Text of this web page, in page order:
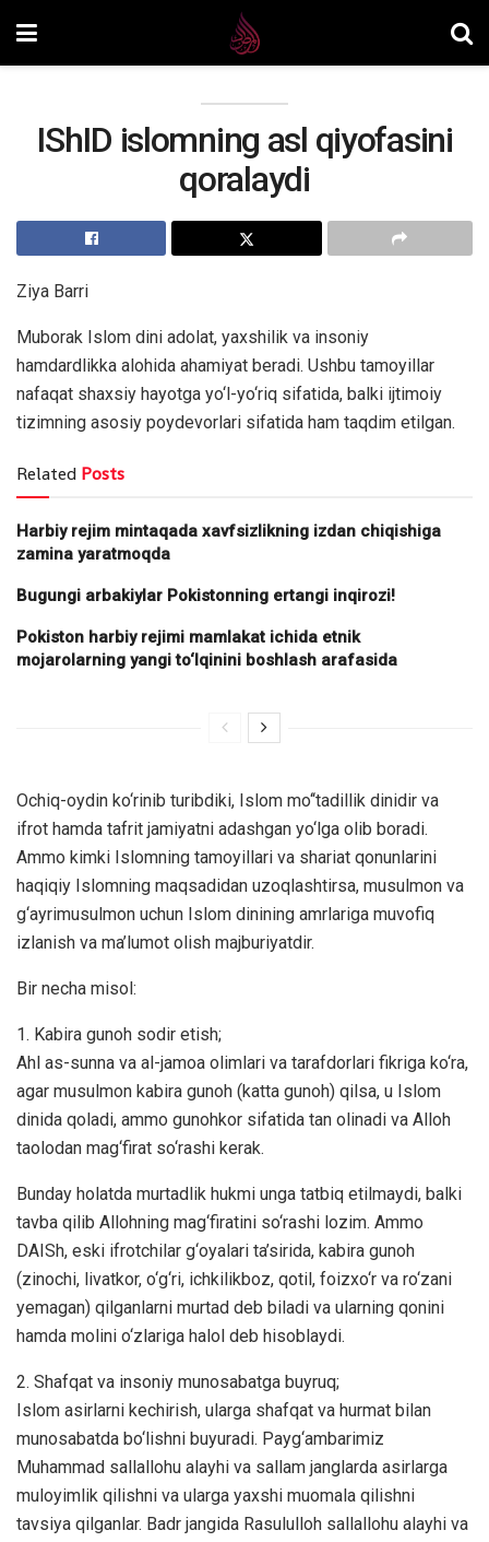
IShID islomning asl qiyofasini
qoralaydi
Ziya Barri
Muborak Islom dini adolat, yaxshilik va insoniy
hamdardlikka alohida ahamiyat beradi. Ushbu tamoyillar
nafaqat shaxsiy hayotga yo‘l-yo‘riq sifatida, balki ijtimoiy
tizimning asosiy poydevorlari sifatida ham taqdim etilgan.
Related Posts
Harbiy rejim mintaqada xavfsizlikning izdan chiqishiga
zamina yaratmoqda
Bugungi arbakiylar Pokistonning ertangi inqirozi!
Pokiston harbiy rejimi mamlakat ichida etnik
mojarolarning yangi to‘lqinini boshlash arafasida
Ochiq-oydin ko‘rinib turibdiki, Islom mo‘‘tadillik dinidir va
ifrot hamda tafrit jamiyatni adashgan yo‘lga olib boradi.
Ammo kimki Islomning tamoyillari va shariat qonunlarini
haqiqiy Islomning maqsadidan uzoqlashtirsa, musulmon va
g‘ayrimusulmon uchun Islom dinining amrlariga muvofiq
izlanish va ma’lumot olish majburiyatdir.
Bir necha misol:
1. Kabira gunoh sodir etish;
Ahl as-sunna va al-jamoa olimlari va tarafdorlari fikriga ko‘ra,
agar musulmon kabira gunoh (katta gunoh) qilsa, u Islom
dinida qoladi, ammo gunohkor sifatida tan olinadi va Alloh
taolodan mag‘firat so‘rashi kerak.
Bunday holatda murtadlik hukmi unga tatbiq etilmaydi, balki
tavba qilib Allohning mag‘firatini so‘rashi lozim. Ammo
DAISh, eski ifrotchilar g‘oyalari ta’sirida, kabira gunoh
(zinochi, livatkor, o‘g‘ri, ichkilikboz, qotil, foizxo‘r va ro‘zani
yemagan) qilganlarni murtad deb biladi va ularning qonini
hamda molini o‘zlariga halol deb hisoblaydi.
2. Shafqat va insoniy munosabatga buyruq;
Islom asirlarni kechirish, ularga shafqat va hurmat bilan
munosabatda bo‘lishni buyuradi. Payg‘ambarimiz
Muhammad sallallohu alayhi va sallam janglarda asirlarga
muloyimlik qilishni va ularga yaxshi muomala qilishni
tavsiya qilganlar. Badr jangida Rasululloh sallallohu alayhi va